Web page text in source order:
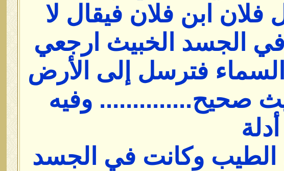
فلان ابن فلان فيقال لا
في الجسد الخبيث ارجعي
السماء فترسل إلى الأرض
صحيح.............. وفيه
الطيب وكانت في الجسد